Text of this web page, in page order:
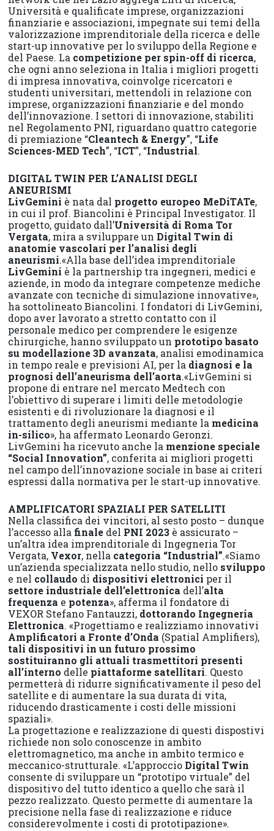
Università e qualificate imprese, organizzazioni
finanziarie e associazioni, impegnate sui temi della
valorizzazione imprenditoriale della ricerca e delle
start-up innovative per lo sviluppo della Regione e
del Paese. La competizione per spin-off di ricerca,
che ogni anno seleziona in Italia i migliori progetti
di impresa innovativa, coinvolge ricercatori e
studenti universitari, mettendoli in relazione con
imprese, organizzazioni finanziarie e del mondo
dell’innovazione. I settori di innovazione, stabiliti
nel Regolamento PNI, riguardano quattro categorie
di premiazione “Cleantech & Energy”, “Life
Sciences-MED Tech”, “ICT”, “Industrial.
DIGITAL TWIN PER L’ANALISI DEGLI
ANEURISMI
LivGemini è nata dal progetto europeo MeDiTATe,
in cui il prof. Biancolini è Principal Investigator. Il
progetto, guidato dall’Università di Roma Tor
Vergata, mira a sviluppare un Digital Twin di
anatomie vascolari per l’analisi degli
aneurismi.«Alla base dell’idea imprenditoriale
LivGemini è la partnership tra ingegneri, medici e
aziende, in modo da integrare competenze mediche
avanzate con tecniche di simulazione innovative»,
ha sottolineato Biancolini. I fondatori di LivGemini,
dopo aver lavorato a stretto contatto con il
personale medico per comprendere le esigenze
chirurgiche, hanno sviluppato un prototipo basato
su modellazione 3D avanzata, analisi emodinamica
in tempo reale e previsioni AI, per la diagnosi e la
prognosi dell’aneurisma dell’aorta.«LivGemini si
propone di entrare nel mercato Medtech con
l’obiettivo di superare i limiti delle metodologie
esistenti e di rivoluzionare la diagnosi e il
trattamento degli aneurismi mediante la medicina
in-silico», ha affermato Leonardo Geronzi.
LivGemini ha ricevuto anche la menzione speciale
“Social Innovation”, conferita ai migliori progetti
nel campo dell’innovazione sociale in base ai criteri
espressi dalla normativa per le start-up innovative.
AMPLIFICATORI SPAZIALI PER SATELLITI
Nella classifica dei vincitori, al sesto posto – dunque
l’accesso alla finale del PNI 2023 è assicurato –
un’altra idea imprenditoriale di Ingegneria Tor
Vergata, Vexor, nella categoria “Industrial”.«Siamo
un’azienda specializzata nello studio, nello sviluppo
e nel collaudo di dispositivi elettronici per il
settore industriale dell’elettronica dell’alta
frequenza e potenza», afferma il fondatore di
VEXOR Stefano Fantauzzi, dottorando Ingegneria
Elettronica. «Progettiamo e realizziamo innovativi
Amplificatori a Fronte d’Onda (Spatial Amplifiers),
tali dispositivi in un futuro prossimo
sostituiranno gli attuali trasmettitori presenti
all’interno delle piattaforme satellitari. Questo
permetterà di ridurre significativamente il peso del
satellite e di aumentare la sua durata di vita,
riducendo drasticamente i costi delle missioni
spaziali».
La progettazione e realizzazione di questi dispostivi
richiede non solo conoscenze in ambito
elettromagnetico, ma anche in ambito termico e
meccanico-strutturale. «L’approccio Digital Twin
consente di sviluppare un “prototipo virtuale” del
dispositivo del tutto identico a quello che sarà il
pezzo realizzato. Questo permette di aumentare la
precisione nella fase di realizzazione e riduce
considerevolmente i costi di prototipazione».